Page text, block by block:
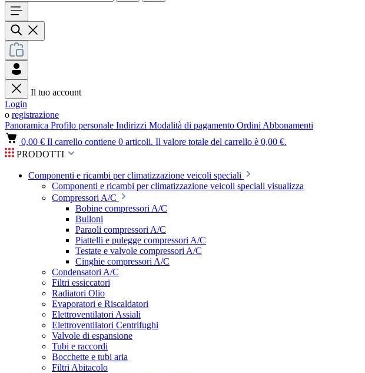
Il tuo account
Login
o registrazione
Panoramica Profilo personale Indirizzi Modalità di pagamento Ordini Abbonamenti
0,00 € Il carrello contiene 0 articoli. Il valore totale del carrello è 0,00 €.
PRODOTTI
Componenti e ricambi per climatizzazione veicoli speciali
Componenti e ricambi per climatizzazione veicoli speciali visualizza
Compressori A/C
Bobine compressori A/C
Bulloni
Paraoli compressori A/C
Piattelli e pulegge compressori A/C
Testate e valvole compressori A/C
Cinghie compressori A/C
Condensatori A/C
Filtri essiccatori
Radiatori Olio
Evaporatori e Riscaldatori
Elettroventilatori Assiali
Elettroventilatori Centrifughi
Valvole di espansione
Tubi e raccordi
Bocchette e tubi aria
Filtri Abitacolo